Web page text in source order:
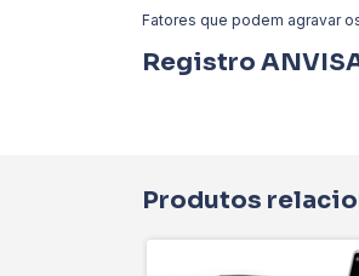
Fatores que podem agravar
Registro
Produtos